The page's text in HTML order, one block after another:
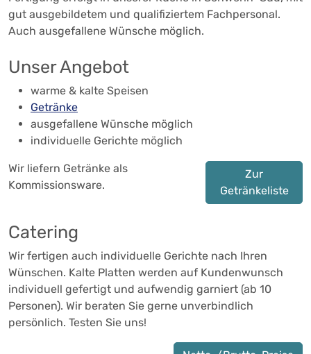
gut ausgebildetem und qualifiziertem Fachpersonal.
Auch ausgefallene Wünsche möglich.
Unser Angebot
warme & kalte Speisen
Getränke
ausgefallene Wünsche möglich
individuelle Gerichte möglich
Wir liefern Getränke als
Kommissionsware.
Zur
Getränkeliste
Catering
Wir fertigen auch individuelle Gerichte nach Ihren
Wünschen. Kalte Platten werden auf Kundenwunsch
individuell gefertigt und aufwendig garniert (ab 10
Personen). Wir beraten Sie gerne unverbindlich
persönlich. Testen Sie uns!